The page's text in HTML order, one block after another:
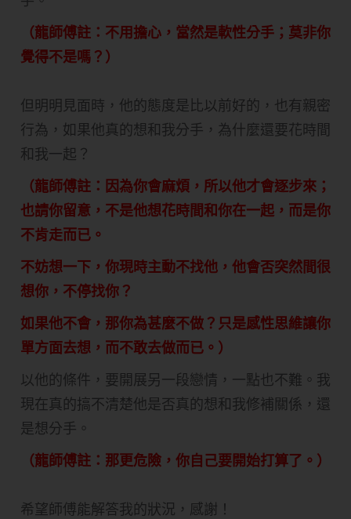
（龍師傅註：不用擔心，當然是軟性分手；莫非你
覺得不是嗎？）
但明明見面時，他的態度是比以前好的，也有親密
行為，如果他真的想和我分手，為什麼還要花時間
和我一起？
（龍師傅註：因為你會麻煩，所以他才會逐步來；
也請你留意，不是他想花時間和你在一起，而是你
不肯走而已。
不妨想一下，你現時主動不找他，他會否突然間很
想你，不停找你？
如果他不會，那你為甚麼不做？只是感性思維讓你
單方面去想，而不敢去做而已。）
以他的條件，要開展另一段戀情，一點也不難。我
現在真的搞不清楚他是否真的想和我修補關係，還
是想分手。
（龍師傅註：那更危險，你自己要開始打算了。）
希望師傅能解答我的狀況，感謝！